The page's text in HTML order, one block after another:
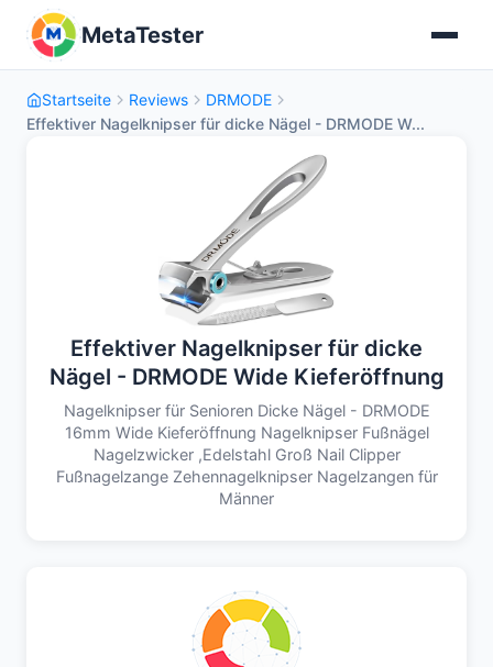
MetaTester
Startseite Reviews
DRMODE
Effektiver Nagelknipser für dicke Nägel - DRMODE W...
Effektiver Nagelknipser für dicke
Nägel - DRMODE Wide Kieferöffnung
Nagelknipser für Senioren Dicke Nägel - DRMODE
16mm Wide Kieferöffnung Nagelknipser Fußnägel
Nagelzwicker ,Edelstahl Groß Nail Clipper
Fußnagelzange Zehennagelknipser Nagelzangen für
Männer